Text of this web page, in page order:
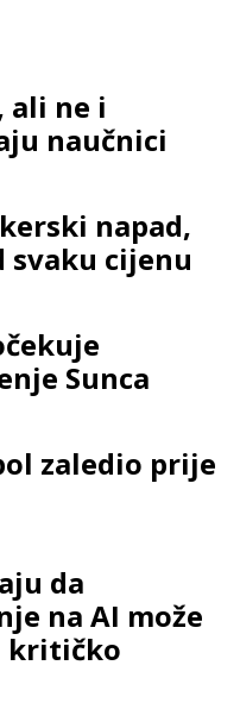
ali ne i
naučnici
napad,
cijenu
Sunca
zaledio prije
da
na AI može
kritičko